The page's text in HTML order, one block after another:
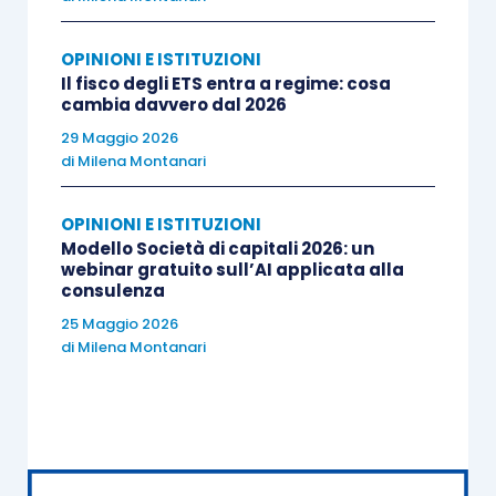
promettenti, dalla contabilizzazione
automatizzata alla generazione di report e
dashboard.
principalicriticitàche rallentano l’adozione delle
tecnologie intelligenti: dalla mancanza di
competenze specifiche ai timori legati alla
sicurezza dei dati, dalle incertezze normative alle
della proprietà intellettuale dei contenuti
OPINIONI E ISTITUZIONI
Il fisco degli ETS entra a regime: cosa
cambia davvero dal 2026
29 Maggio 2026
di Milena Montanari
OPINIONI E ISTITUZIONI
Modello Società di capitali 2026: un
webinar gratuito sull’AI applicata alla
consulenza
25 Maggio 2026
di Milena Montanari